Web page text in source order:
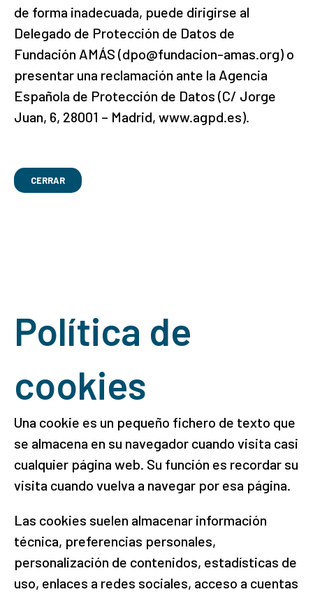
de forma inadecuada, puede dirigirse al
Delegado de Protección de Datos de
Fundación AMÁS (dpo@fundacion-amas.org) o
presentar una reclamación ante la Agencia
Española de Protección de Datos (C/ Jorge
Juan, 6, 28001 – Madrid, www.agpd.es).
CERRAR
Política de
cookies
Una cookie es un pequeño fichero de texto que
se almacena en su navegador cuando visita casi
cualquier página web. Su función es recordar su
visita cuando vuelva a navegar por esa página.
Las cookies suelen almacenar información
técnica, preferencias personales,
personalización de contenidos, estadísticas de
uso, enlaces a redes sociales, acceso a cuentas